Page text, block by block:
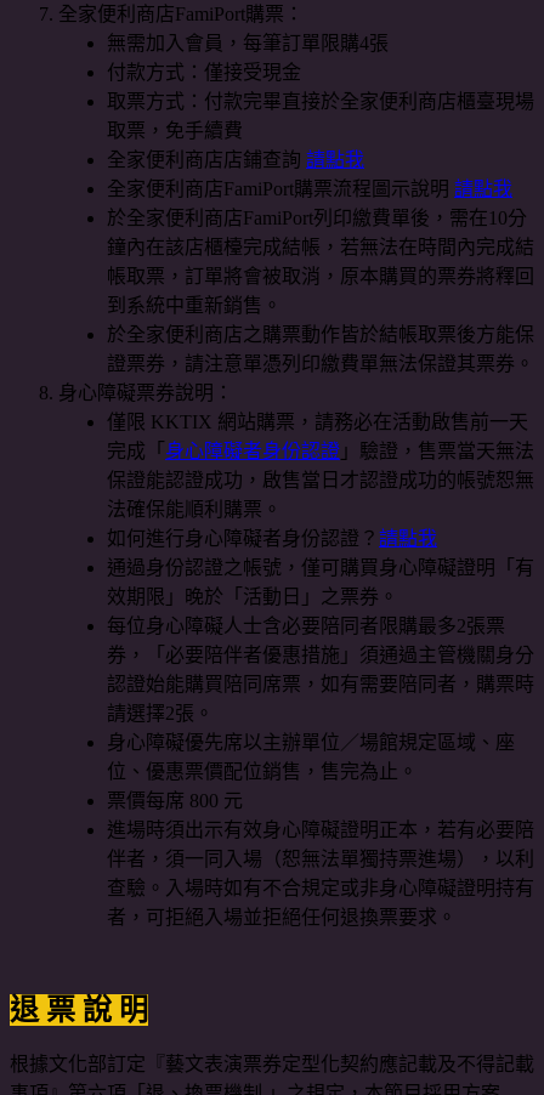
全家便利商店FamiPort購票：
無需加入會員，每筆訂單限購4張
付款方式：僅接受現金
取票方式：付款完畢直接於全家便利商店櫃臺現場
取票，免手續費
全家便利商店店鋪查詢 請點我
全家便利商店FamiPort購票流程圖示說明 請點我
於全家便利商店FamiPort列印繳費單後，需在10分
鐘內在該店櫃檯完成結帳，若無法在時間內完成結
帳取票，訂單將會被取消，原本購買的票券將釋回
到系統中重新銷售。
於全家便利商店之購票動作皆於結帳取票後方能保
證票券，請注意單憑列印繳費單無法保證其票券。
身心障礙票券說明：
僅限 KKTIX 網站購票，請務必在活動啟售前一天
完成「 身心障礙者身份認證 」驗證，售票當天無法
保證能認證成功，啟售當日才認證成功的帳號恕無
法確保能順利購票。
如何進行身心障礙者身份認證？ 請點我
通過身份認證之帳號，僅可購買身心障礙證明「有
效期限」晚於「活動日」之票券。
每位身心障礙人士含必要陪同者限購最多2張票
券，「必要陪伴者優惠措施」須通過主管機關身分
認證始能購買陪同席票，如有需要陪同者，購票時
請選擇2張。
身心障礙優先席以主辦單位／場館規定區域、座
位、優惠票價配位銷售，售完為止。
票價每席 800 元
進場時須出示有效身心障礙證明正本，若有必要陪
伴者，須一同入場（恕無法單獨持票進場），以利
查驗。入場時如有不合規定或非身心障礙證明持有
者，可拒絕入場並拒絕任何退換票要求。
退 票 說 明
根據文化部訂定『藝文表演票券定型化契約應記載及不得記載